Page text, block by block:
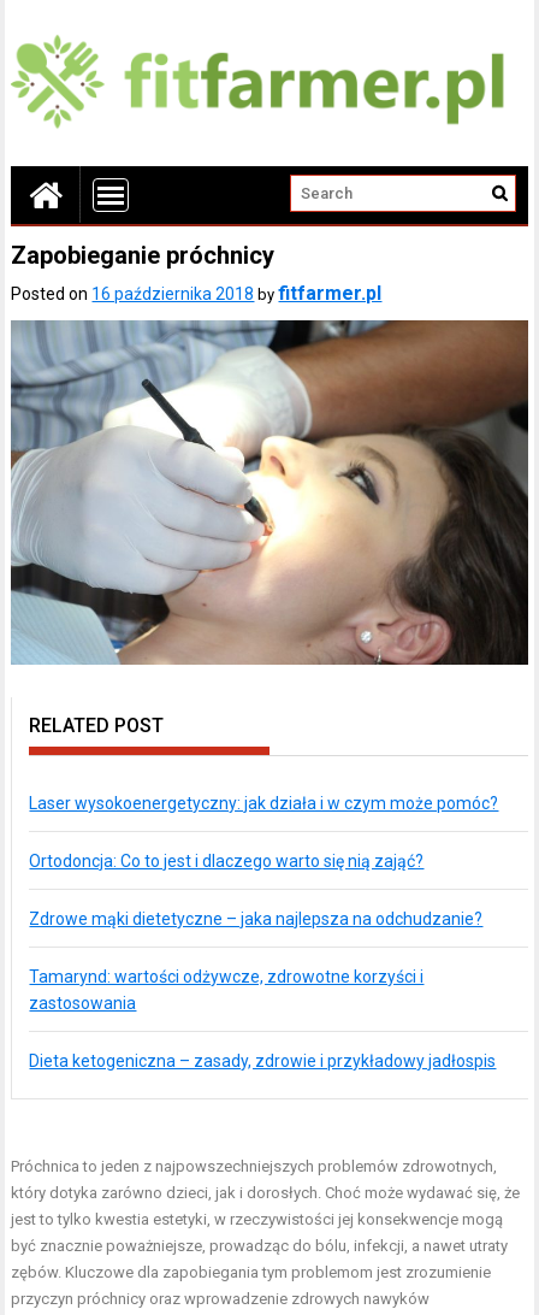
Zapobieganie próchnicy
Posted on 16 października 2018 byfitfarmer.pl
RELATED POST
Laser wysokoenergetyczny: jak działa i w czym może pomóc?
Ortodoncja: Co to jest i dlaczego warto się nią zająć?
Zdrowe mąki dietetyczne – jaka najlepsza na odchudzanie?
Tamarynd: wartości odżywcze, zdrowotne korzyści i
zastosowania
Dieta ketogeniczna – zasady, zdrowie i przykładowy jadłospis
Próchnica to jeden z najpowszechniejszych problemów zdrowotnych,
który dotyka zarówno dzieci, jak i dorosłych. Choć może wydawać się, że
jest to tylko kwestia estetyki, w rzeczywistości jej konsekwencje mogą
być znacznie poważniejsze, prowadząc do bólu, infekcji, a nawet utraty
zębów. Kluczowe dla zapobiegania tym problemom jest zrozumienie
przyczyn próchnicy oraz wprowadzenie zdrowych nawyków